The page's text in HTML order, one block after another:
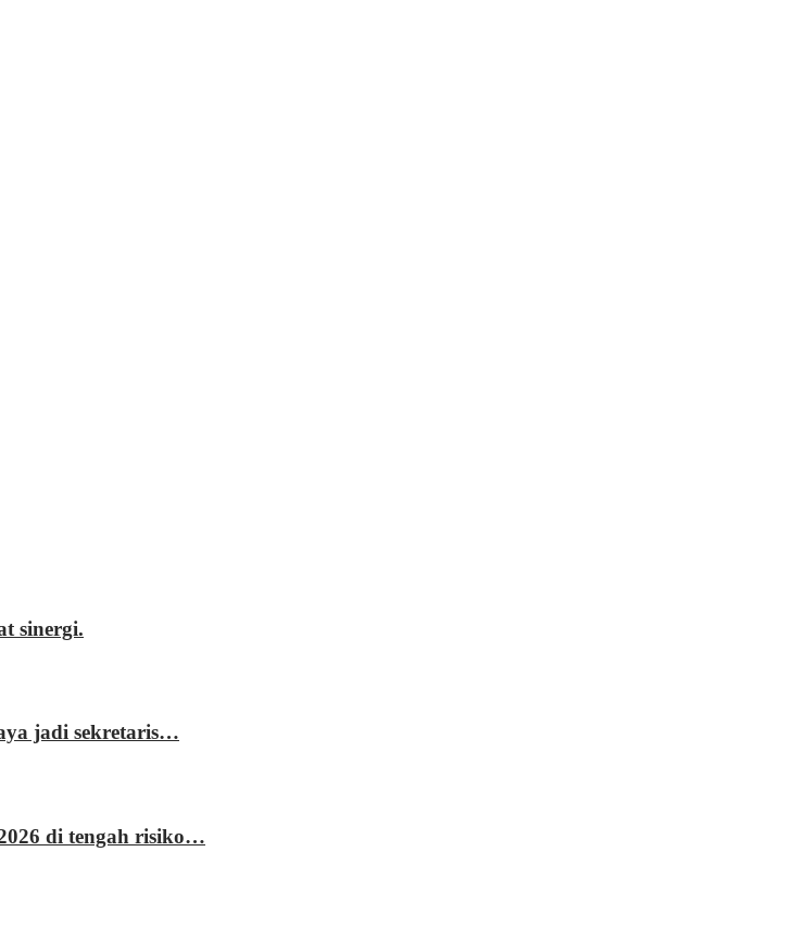
sinergi.
jadi sekretaris…
di tengah risiko…